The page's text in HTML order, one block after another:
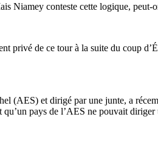
Niamey conteste cette logique, peut-
privé de ce tour à la suite du coup
(AES) et dirigé par une junte, a
pays de l’AES ne pouvait